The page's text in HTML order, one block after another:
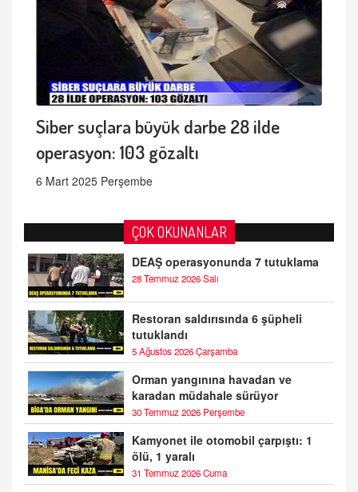
Siber suçlara büyük darbe 28 ilde
operasyon: 103 gözaltı
6 Mart 2025 Perşembe
ÇOK OKUNANLAR
DEAŞ operasyonunda 7 tutuklama
28 Temmuz 2026 Salı
Restoran saldırısında 6 şüpheli
tutuklandı
5 Ağustos 2026 Çarşamba
Orman yangınına havadan ve
karadan müdahale sürüyor
30 Temmuz 2026 Perşembe
Kamyonet ile otomobil çarpıştı: 1
ölü, 1 yaralı
31 Temmuz 2026 Cuma